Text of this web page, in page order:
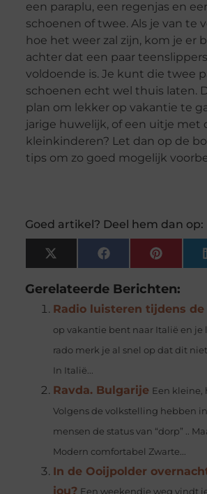
een paraplu, een regenjas en
schoenen of twee. Als je van te
hoe het weer zal zijn, kom je er
achter dat een paar
voldoende is. Je kunt die twee
schoenen echt wel thuis laten.
plan om lekker op vakantie te
jarige huwelijk, of een uitje met
kleinkinderen? Let dan op de
tips om zo goed mogelijk
Goed artikel? Deel hem dan op:
X
(Twitter)
Facebook
Gerelateerde Berichten:
Radio luisteren tijdens
op vakantie bent naar Italië en je
rado merk je al snel op dat dit
In Italië...
Ravda. Bulgarije Een kleine,
Volgens de volkstelling hebben
mensen de status van “dorp” ..
Modern comfortabel Zwarte...
In de Ooijpolder
jou? Een weekendje weg vindt